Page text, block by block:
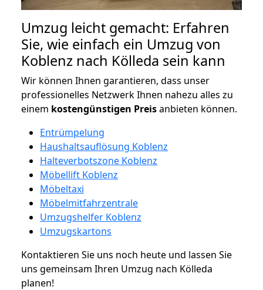
Umzug leicht gemacht: Erfahren
Sie, wie einfach ein Umzug von
Koblenz nach Kölleda sein kann
Wir können Ihnen garantieren, dass unser
professionelles Netzwerk Ihnen nahezu alles zu
einem kostengünstigen Preisanbieten können.
Entrümpelung
Haushaltsauflösung Koblenz
Halteverbotszone Koblenz
Möbellift Koblenz
Möbeltaxi
Möbelmitfahrzentrale
Umzugshelfer Koblenz
Umzugskartons
Kontaktieren Sie uns noch heute und lassen Sie
uns gemeinsam Ihren Umzug nach Kölleda
planen!